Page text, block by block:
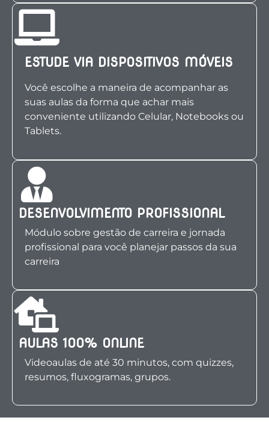
ESTUDE VIA DISPOSITIVOS MÓVEIS
Você escolhe a maneira de acompanhar as
suas aulas da forma que achar mais
conveniente utilizando Celular, Notebooks ou
Tablets.
DESENVOLVIMENTO PROFISSIONAL
Módulo sobre gestão de carreira e jornada
profissional para você planejar passos da sua
carreira
AULAS 100% ONLINE
Videoaulas de até 30 minutos, com quizzes,
resumos, fluxogramas, grupos.